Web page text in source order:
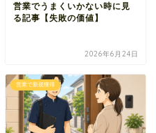
営業でうまくいかない時に見
る記事【失敗の価値】
2026年6月24日
営業で新規獲得